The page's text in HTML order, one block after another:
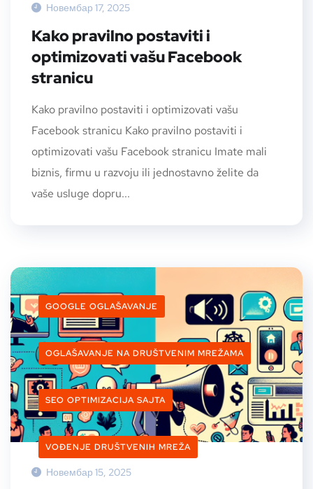
Новембар 17, 2025
Kako pravilno postaviti i
optimizovati vašu Facebook
stranicu
Kako pravilno postaviti i optimizovati vašu
Facebook stranicu Kako pravilno postaviti i
optimizovati vašu Facebook stranicu Imate mali
biznis, firmu u razvoju ili jednostavno želite da
vaše usluge dopru...
GOOGLE OGLAŠAVANJE
OGLAŠAVANJE NA DRUŠTVENIM MREŽAMA
SEO OPTIMIZACIJA SAJTA
VOĐENJE DRUŠTVENIH MREŽA
Новембар 15, 2025